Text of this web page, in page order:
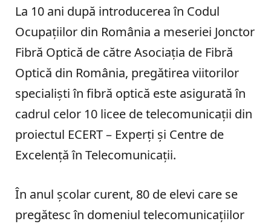
La 10 ani după introducerea în Codul
Ocupațiilor din România a meseriei Jonctor
Fibră Optică de către Asociația de Fibră
Optică din România, pregătirea viitorilor
specialiști în fibră optică este asigurată în
cadrul celor 10 licee de telecomunicații din
proiectul ECERT – Experți și Centre de
Excelență în Telecomunicații.
În anul școlar curent, 80 de elevi care se
pregătesc în domeniul telecomunicațiilor